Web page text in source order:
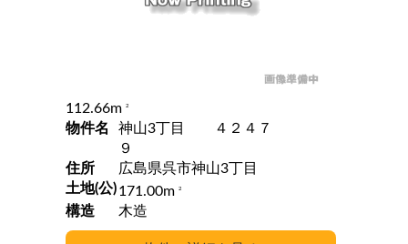
112.66m 2
物件名
神山3丁目 ４２４７
９
住所
広島県呉市神山3丁目
土地(公)171.00m2
構造 木造